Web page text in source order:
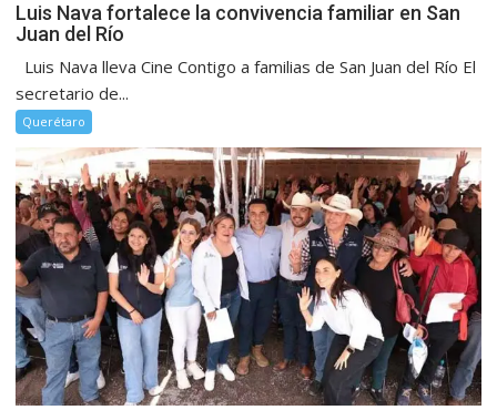
Luis Nava fortalece la convivencia familiar en San
Juan del Río
Luis Nava lleva Cine Contigo a familias de San Juan del Río El
secretario de...
Querétaro